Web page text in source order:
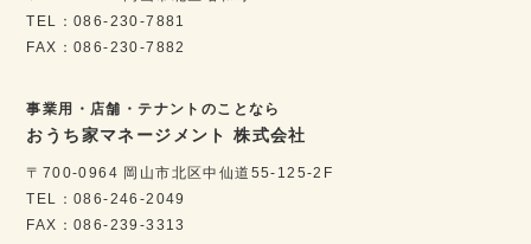
TEL：086-230-7881
FAX：086-230-7882
事業用・店舗・テナントのことなら
おうち家マネージメント 株式会社
〒700-0964 岡山市北区中仙道55-125-2F
TEL：086-246-2049
FAX：086-239-3313